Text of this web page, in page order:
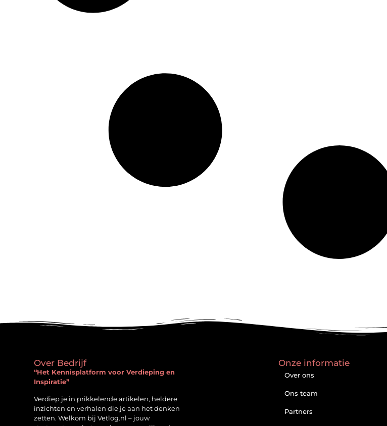
Over Bedrijf
“Het Kennisplatform voor Verdieping en
Inspiratie”
Verdiep je in prikkelende artikelen, heldere
inzichten en verhalen die je aan het denken
zetten. Welkom bij Vetlog.nl – jouw
Onze informatie
Over ons
Ons team
Partners